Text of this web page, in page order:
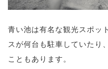
青い池は有名な観光スポッ
スが何台も駐車していたり
こともあります。